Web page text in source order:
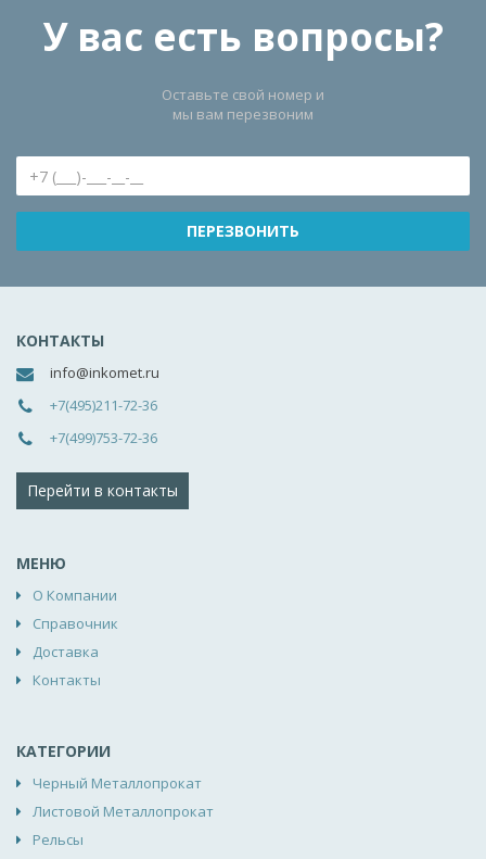
У вас есть вопросы?
Оставьте свой номер и
мы вам перезвоним
КОНТАКТЫ
info@inkomet.ru
+7(495)211-72-36
+7(499)753-72-36
Перейти в контакты
МЕНЮ
О Компании
Справочник
Доставка
Контакты
КАТЕГОРИИ
Черный Металлопрокат
Листовой Металлопрокат
Рельсы